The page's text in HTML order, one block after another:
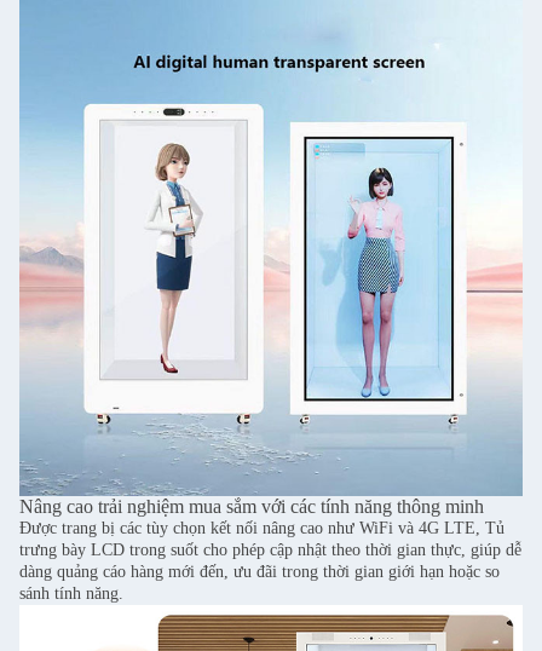
Nâng cao trải nghiệm mua sắm với các tính năng thông minh
Được trang bị các tùy chọn kết nối nâng cao như WiFi và 4G LTE, Tủ
trưng bày LCD trong suốt cho phép cập nhật theo thời gian thực, giúp dễ
dàng quảng cáo hàng mới đến, ưu đãi trong thời gian giới hạn hoặc so
sánh tính năng.